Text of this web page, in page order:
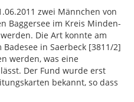
zwei Männchen von
Baggersee im Kreis Minden-
Die Art konnte am
in Saerbeck [3811/2]
werden, was eine
Der Fund wurde erst
bekannt, so dass